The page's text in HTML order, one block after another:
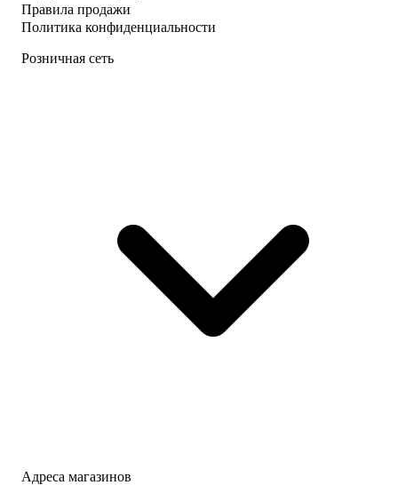
Правила продажи
Политика конфиденциальности
Розничная сеть
Адреса магазинов